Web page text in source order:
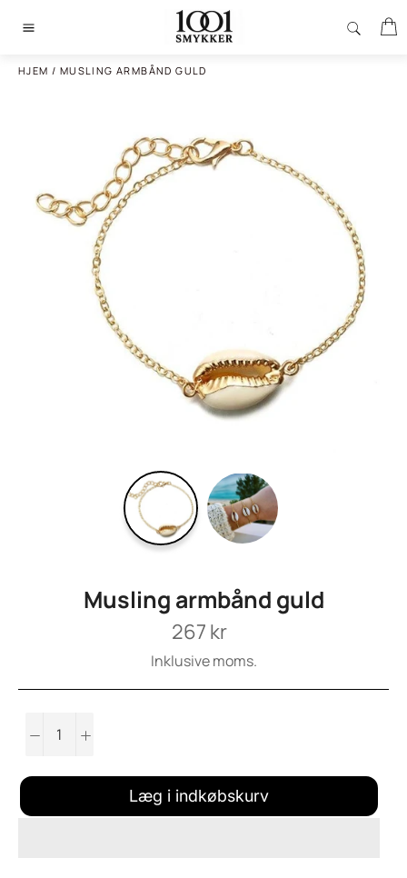
HJEM / MUSLING ARMBÅND GULD
Musling armbånd guld
Normalpris
267 kr
Inklusive moms.
− +
Læg i indkøbskurv